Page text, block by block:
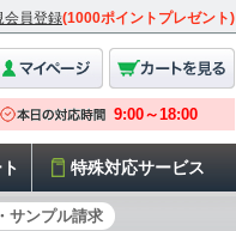
会員登録(1000ポイントプレゼント)
特殊対応サービス
サンプル請求